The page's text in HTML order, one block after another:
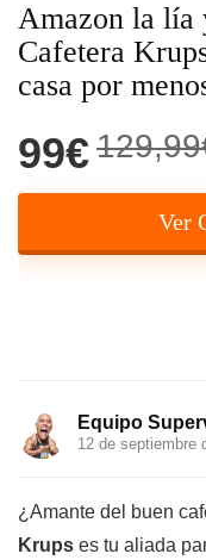
Amazon la lía
Cafetera
casa por
99€
Ver
Equipo
12 de septiembre
¿Amante del buen
Krups es tu aliada